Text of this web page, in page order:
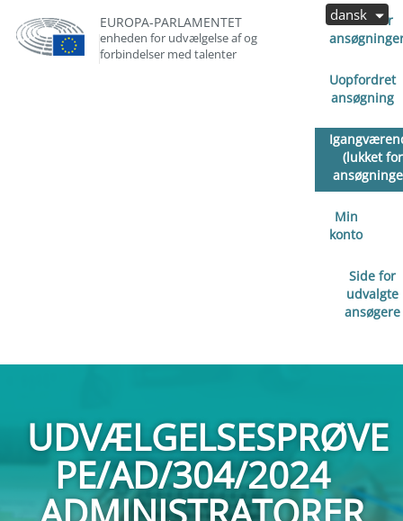
EUROPA-PARLAMENTET
enheden for udvælgelse af og
forbindelser med talenter
Åben for
Uopfordret
ansøgning
(lukket for
Min
konto
Side for
udvalgte
ansøgere
dansk
UDVÆLGELSESPRØVE
PE/AD/304/2024